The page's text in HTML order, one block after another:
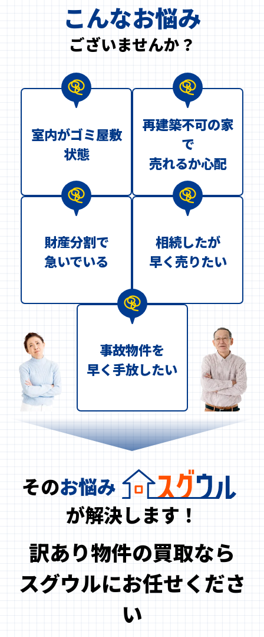
こんなお悩み
ございませんか？
室内がゴミ屋敷
状態
再建築不可の家
で
売れるか心配
財産分割で
急いでいる
相続したが
早く売りたい
事故物件を
早く手放したい
そのお悩み
が解決します！
訳あり物件の買取なら
スグウルにお任せくださ
い